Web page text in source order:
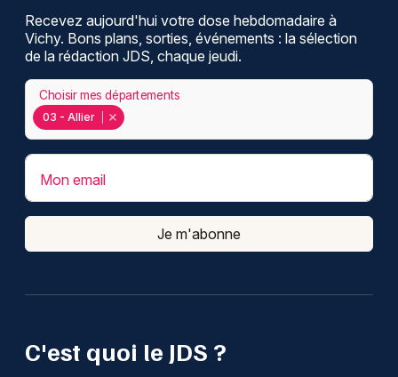
C'est quoi le JDS ?
Recevez aujourd'hui votre dose hebdomadaire à
Vichy. Bons plans, sorties, événements : la sélection
de la rédaction JDS, chaque jeudi.
03 - Allier
Choisir mes départements
Mon email
Je m'abonne